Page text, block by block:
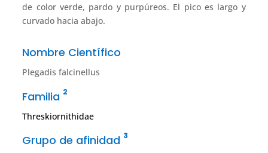
de color verde, pardo y purpúreos. El pico es largo y
curvado hacia abajo.
Nombre Científico
Plegadis falcinellus
Familia 2
Threskiornithidae
Grupo de afinidad 3